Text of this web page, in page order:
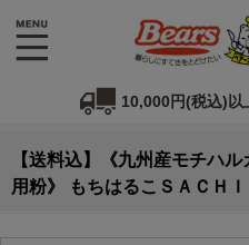
10,000円(税込)以
【送料込】《九州産モチハ
用粉》 もちはるこＳＡＣＨ